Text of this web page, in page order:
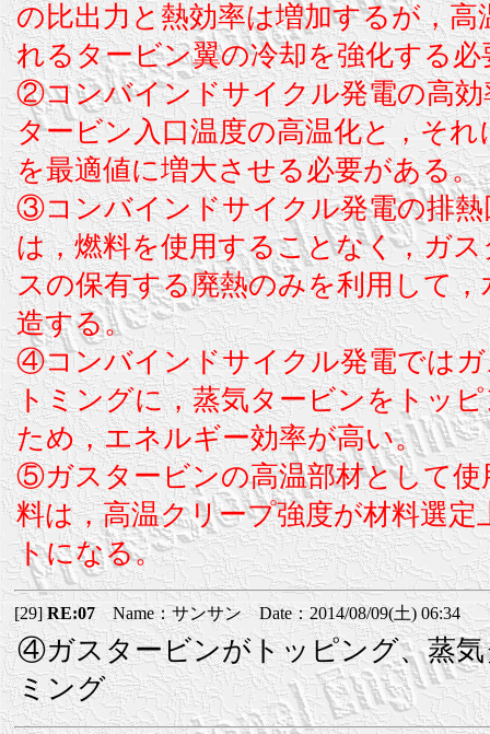
の比出力と熱効率は増加するが，
れるタービン翼の冷却を強化する
②コンバインドサイクル発電の高効
タービン入口温度の高温化と，それ
を最適値に増大させる必要がある。
③コンバインドサイクル発電の排熱
は，燃料を使用することなく，ガ
スの保有する廃熱のみを利用して
造する。
④コンバインドサイクル発電では
トミングに，蒸気タービンをトッ
ため，エネルギー効率が高い。
⑤ガスタービンの高温部材として使
料は，高温クリープ強度が材料選定
トになる。
[29]RE:07Name：サンサン Date：2014/08/09(土) 06:34
④ガスタービンがトッピング、蒸
ミング